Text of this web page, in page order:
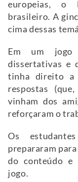
europeias, o
brasileiro. A
cima dessas
Em um jogo
dissertativas e
tinha direito a
respostas
vinham dos
reforçaram o
Os
prepararam
do conteúdo e
jogo.